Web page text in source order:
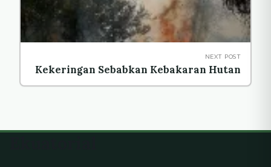
NEXT POST
Kekeringan Sebabkan Kebakaran Hutan